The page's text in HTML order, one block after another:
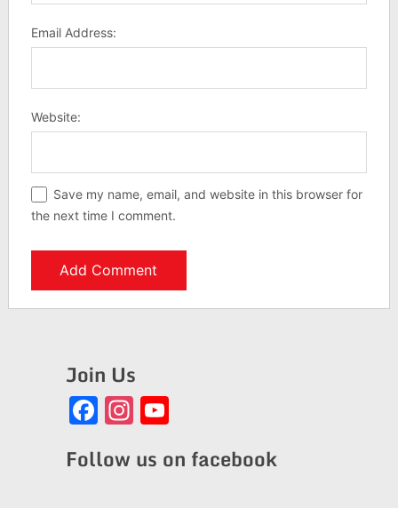
Email Address:
Website:
Save my name, email, and website in this browser for
the next time I comment.
Join Us
Facebook
Instagram
YouTube
Follow us on facebook